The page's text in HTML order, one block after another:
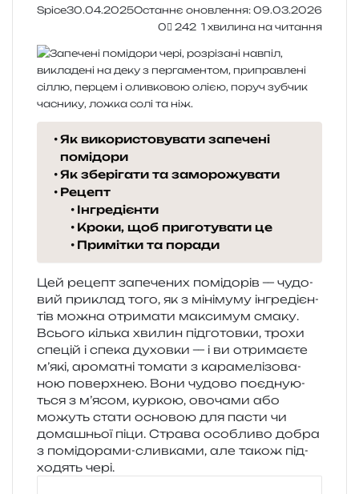
Spice30.04.2025Останнє оновлення: 09.03.2026
0
242 1 хвилина на читання
Як використовувати запечені
помідори
Як зберігати та заморожувати
Рецепт
Інгредієнти
Кроки, щоб приготувати це
Примітки та поради
Цей рецепт запе­че­них помі­до­рів — чудо­
вий при­клад того, як з міні­му­му інгре­ді­єн­
тів можна отри­ма­ти макси­мум смаку.
Всього кіль­ка хви­лин під­го­тов­ки, трохи
спе­цій і спека духов­ки — і ви отри­ма­є­те
м’які, аро­ма­тні тома­ти з кара­ме­лі­зо­ва­
ною поверх­нею. Вони чудо­во поєд­ну­ю­
ться з м’ясом, кур­кою, ово­ча­ми або
можуть стати осно­вою для пасти чи
дома­шньої піци. Страва осо­бли­во добра
з помі­до­ра­ми-слив­ка­ми, але також під­
хо­дять чері.